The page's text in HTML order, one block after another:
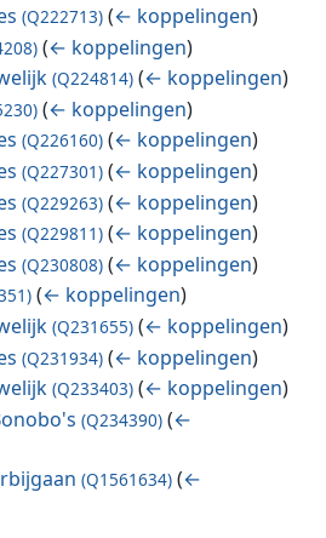
(Q222713) (← koppelingen)
(← koppelingen)
(Q224814) (← koppelingen)
(← koppelingen)
(Q226160) (← koppelingen)
(Q227301) (← koppelingen)
(Q229263) (← koppelingen)
(Q229811) (← koppelingen)
(Q230808) (← koppelingen)
(← koppelingen)
(Q231655) (← koppelingen)
(Q231934) (← koppelingen)
(Q233403) (← koppelingen)
(Q234390) (←
(Q1561634) (←